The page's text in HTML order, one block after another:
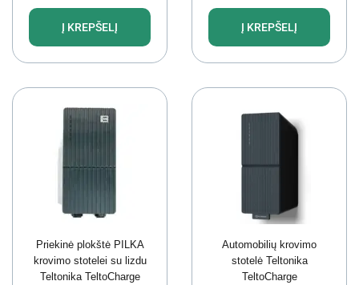
Į KREPŠELĮ Į KREPŠELĮ
Priekinė plokštė PILKA
krovimo stotelei su lizdu
Teltonika TeltoCharge
Automobilių krovimo
stotelė Teltonika
TeltoCharge